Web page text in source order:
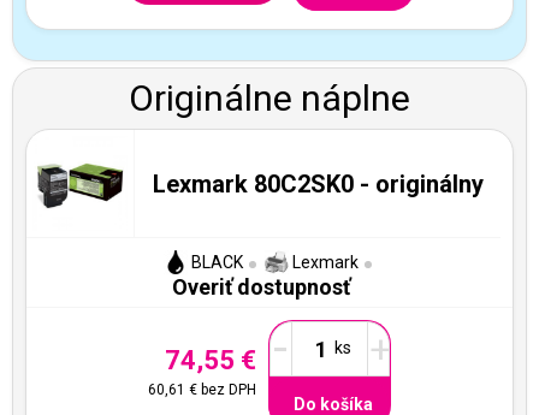
Originálne náplne
Lexmark 80C2SK0 - originálny
BLACK Lexmark
Overiť dostupnosť
74,55 €
60,61 € bez DPH
- +
Do košíka